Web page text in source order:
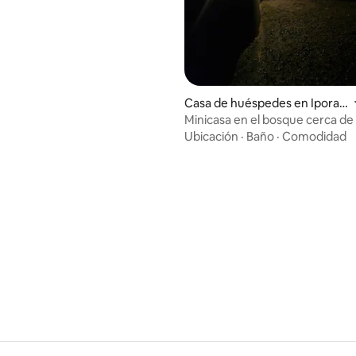
de 5, 9 reseñas
Casa de huéspedes en Iporan
ga
Minicasa en el bosque cerca de
Ubicación · Baño · Comodidad